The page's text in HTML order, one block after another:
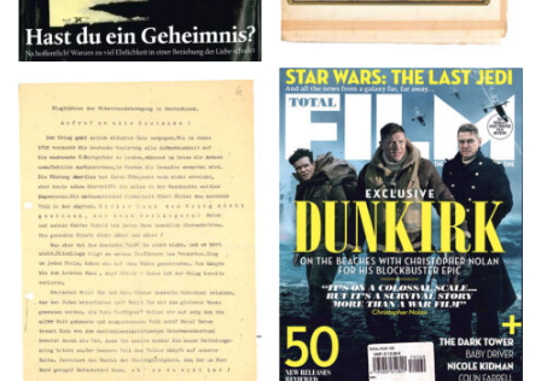
TOTAL FILM #260 –
SUMMER 2017
Flugblätter der Weissen
Rose – V, Januar 1943